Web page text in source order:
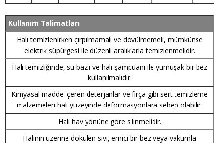
Kullanım Talimatları
Halı temizlenirken çırpılmamalı ve dövülmemeli, mümkünse
elektrik süpürgesi ile düzenli aralıklarla temizlenmelidir.
Halı temizliğinde, su bazlı ve halı şampuanı ile yumuşak bir bez
kullanılmalıdır.
Kimyasal madde içeren deterjanlar ve fırça gibi sert temizleme
malzemeleri halı yüzeyinde deformasyonlara sebep olabilir.
Halı hav yönüne göre silinmelidir.
Halının üzerine dökülen sıvı, emici bir bez veya vakumla